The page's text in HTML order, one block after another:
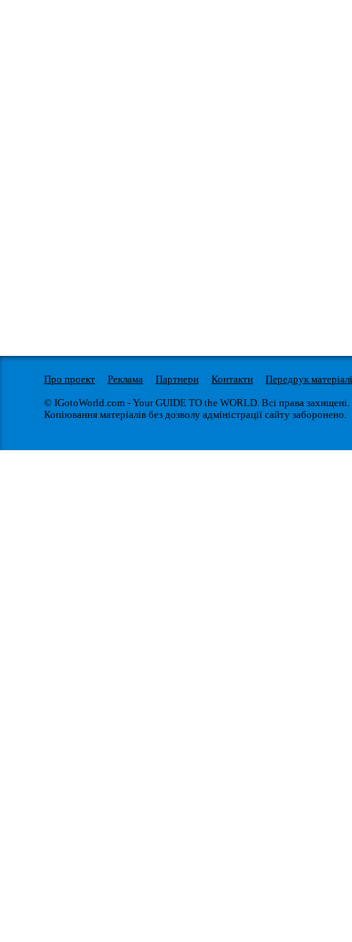
Про проект Реклама Партнери Контакти
Передрук
© IGotoWorld.com - Your GUIDE TO the WORLD. Всі права захищені.
Копіювання матеріалів без дозволу адміністрації сайту заборонено.